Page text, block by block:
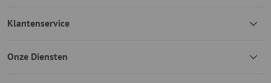
Klantenservice
Onze Diensten